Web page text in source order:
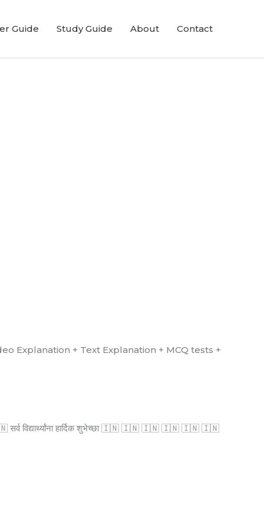
Guide Study Guide About Contact
(Video Explanation + Text Explanation + MCQ tests +
हार्दिक शुभेच्छा 🇮🇳 🇮🇳 🇮🇳 🇮🇳 🇮🇳 🇮🇳